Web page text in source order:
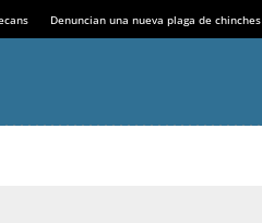
Denuncian una nueva plaga de chinches